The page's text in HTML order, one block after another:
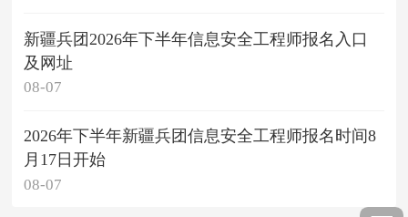
新疆兵团2026年下半年信息安全工程师报名入口
及网址
08-07
2026年下半年新疆兵团信息安全工程师报名时间8
月17日开始
08-07